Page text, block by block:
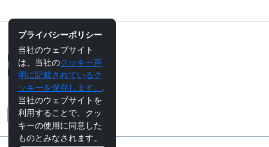
コミュニティ
RoboDKブログ
RoboDKフォーラム
フォローする
プライバシーポリシー
当社のウェブサイト
は、当社のクッキー声
明に記載されているク
ッキーを保存します。 .
当社のウェブサイトを
利用することで、クッ
キーの使用に同意した
ものとみなされます。